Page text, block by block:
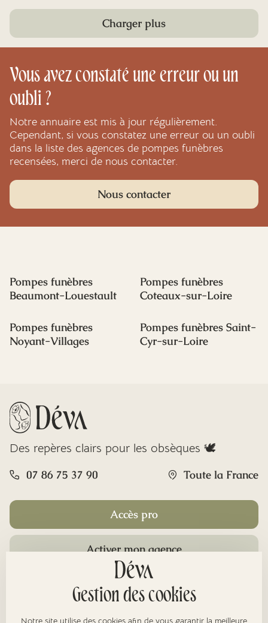
Charger plus
Vous avez constaté une erreur ou un
oubli ?
Notre annuaire est mis à jour régulièrement.
Cependant, si vous constatez une erreur ou un oubli
dans la liste des agences de pompes funèbres
recensées, merci de nous contacter.
Nous contacter
Pompes funèbres
Beaumont-Louestault
Pompes funèbres
Coteaux-sur-Loire
Pompes funèbres
Noyant-Villages
Pompes funèbres Saint-
Cyr-sur-Loire
Des repères clairs pour les obsèques 🕊️
07 86 75 37 90 Toute la France
Accès pro
Activer mon agence
Gestion des cookies
Notre site utilise des cookies afin de vous garantir la meilleure